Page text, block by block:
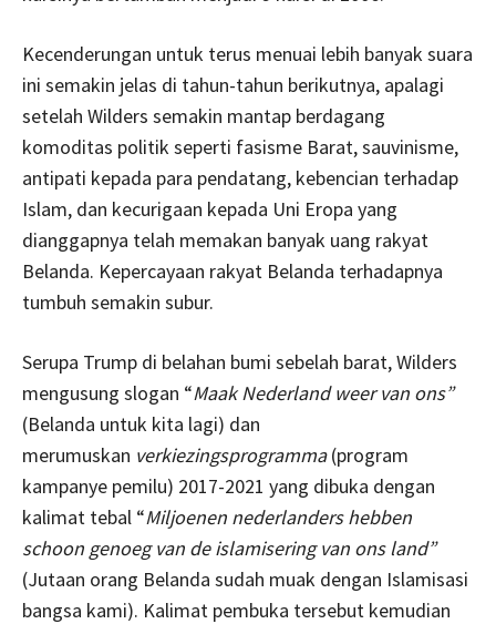
Kecenderungan untuk terus menuai lebih banyak suara
ini semakin jelas di tahun-tahun berikutnya, apalagi
setelah Wilders semakin mantap berdagang
komoditas politik seperti fasisme Barat, sauvinisme,
antipati kepada para pendatang, kebencian terhadap
Islam, dan kecurigaan kepada Uni Eropa yang
dianggapnya telah memakan banyak uang rakyat
Belanda. Kepercayaan rakyat Belanda terhadapnya
tumbuh semakin subur.
Serupa Trump di belahan bumi sebelah barat, Wilders
mengusung slogan “Maak Nederland weer van ons”
(Belanda untuk kita lagi) dan
merumuskan verkiezingsprogramma(program
kampanye pemilu) 2017-2021 yang dibuka dengan
kalimat tebal “Miljoenen nederlanders hebben
schoon genoeg van de islamisering van ons land”
(Jutaan orang Belanda sudah muak dengan Islamisasi
bangsa kami). Kalimat pembuka tersebut kemudian